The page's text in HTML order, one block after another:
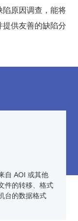
陷原因调查，能将
供友善的缺陷分
自 AOI 或其他
件的转移、格式
台的数据格式